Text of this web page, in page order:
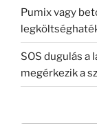
Pumix vagy
SOS dugulás a
megérkezik a